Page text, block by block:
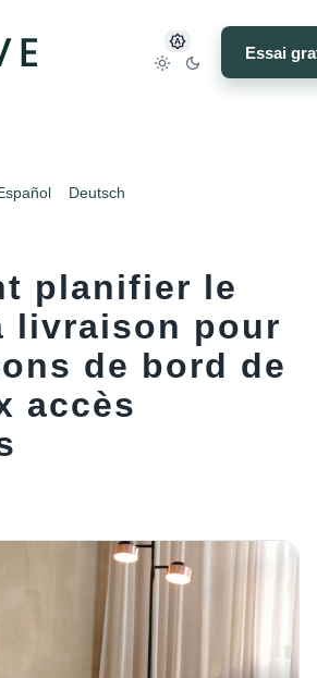
Essai
Deutsch
planifier le
livraison pour
de bord de
accès